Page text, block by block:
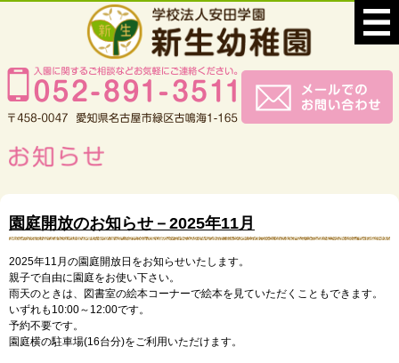
園庭開放のお知らせ－2025年11月
2025年11月の園庭開放日をお知らせいたします。
親子で自由に園庭をお使い下さい。
雨天のときは、図書室の絵本コーナーで絵本を見ていただくこともできます。
いずれも10:00～12:00です。
予約不要です。
園庭横の駐車場(16台分)をご利用いただけます。